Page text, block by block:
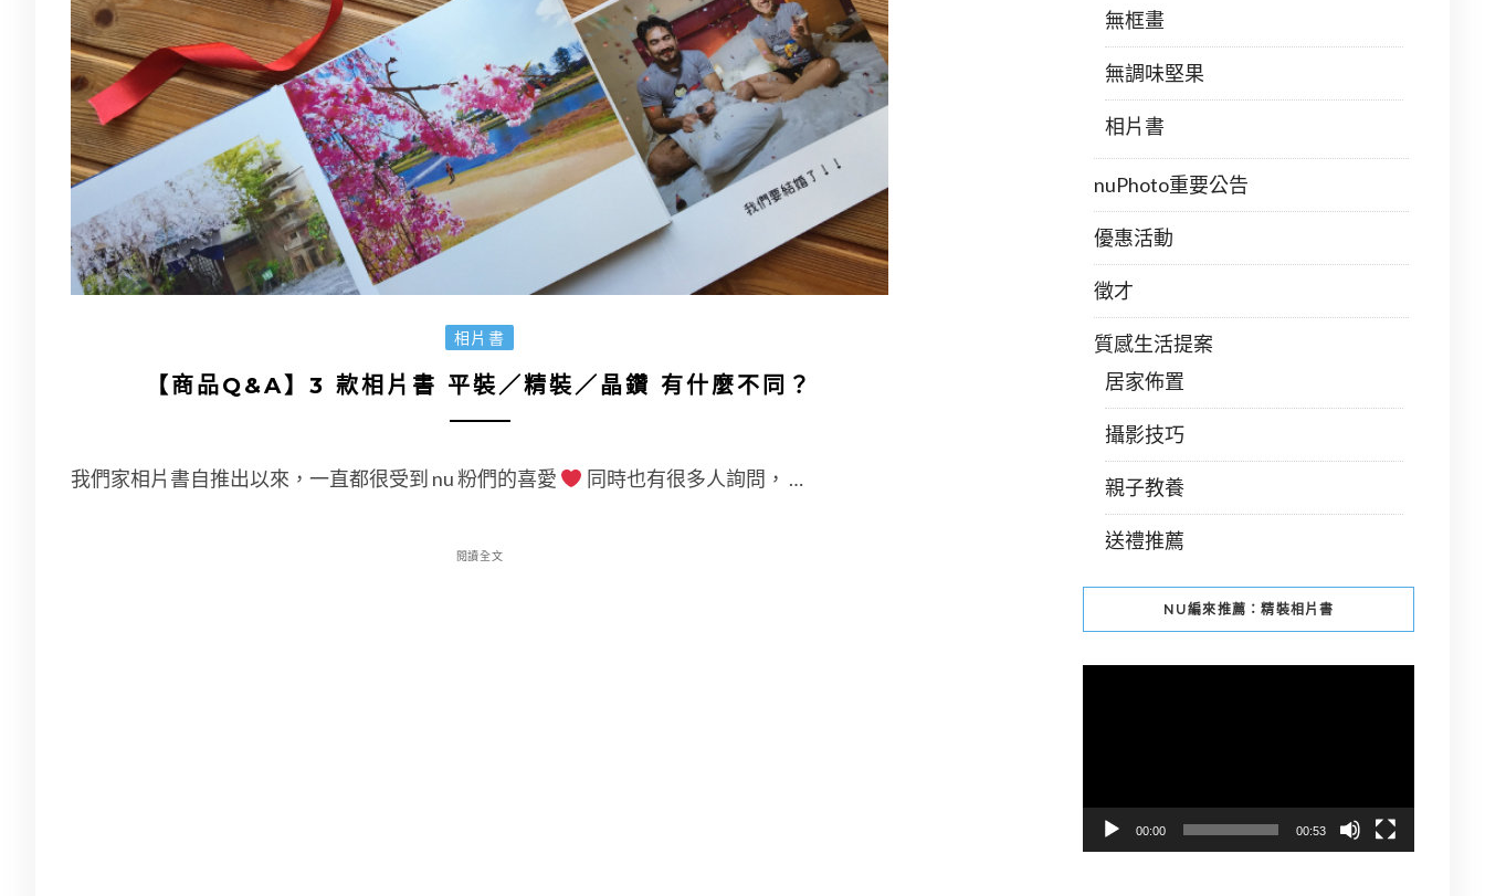
相片書
【商品Q&A】3 款相片書 平裝／精裝／晶鑽 有什麼不同？
我們家相片書自推出以來，一直都很受到 nu 粉們的喜愛 同時也有很多人詢問， …
閱讀全文
無框畫
無調味堅果
相片書
nuPhoto重要公告
優惠活動
徵才
質感生活提案
居家佈置
攝影技巧
親子教養
送禮推薦
NU編來推薦：精裝相片書
器
00:00 00:53